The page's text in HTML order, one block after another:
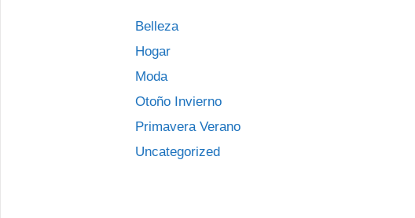
Belleza
Hogar
Moda
Otoño Invierno
Primavera Verano
Uncategorized